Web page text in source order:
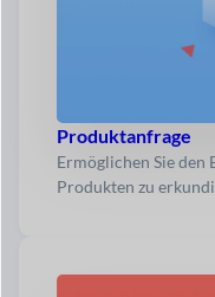
Produktanfrage
Ermöglichen Sie den
Produkten zu